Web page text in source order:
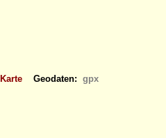
Karte Geodaten: gpx